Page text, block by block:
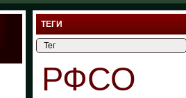
ТЕГИ
РФСО